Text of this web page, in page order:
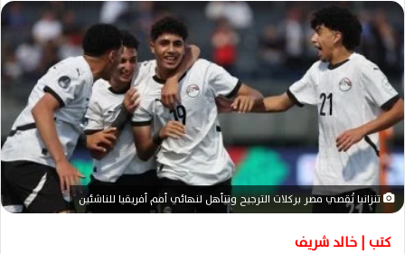
ل
ب
ر
ي
د
إ
ل
ك
ت
و
تنزانيا تُقصي مصر بركلات الترجيح وتتأهل لنهائي أمم أفريقيا للناشئين
كتب | خالد شريف